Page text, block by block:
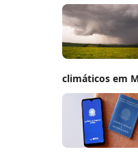
climáticos em